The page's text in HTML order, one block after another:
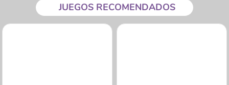
JUEGOS RECOMENDADOS